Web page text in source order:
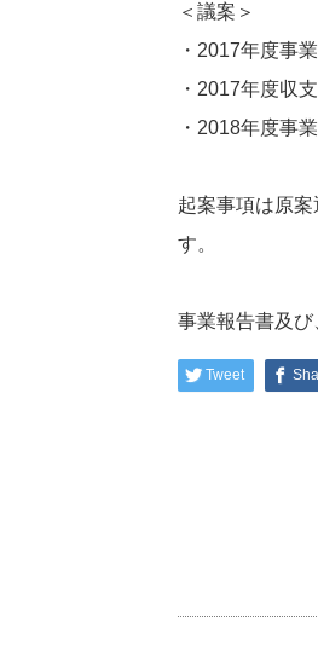
＜議案＞
・2017年度事
・2017年度収
・2018年度事
起案事項は原
す。
事業報告書及
Tweet